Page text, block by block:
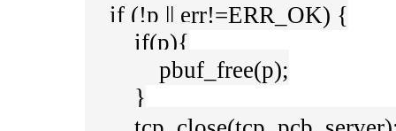
if (!p || err!=ERR_OK) {
if(p){
pbuf_free(p);
}